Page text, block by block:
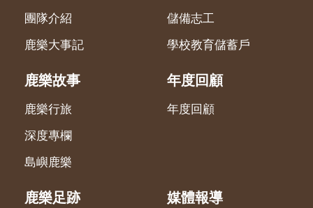
團隊介紹
鹿樂大事記
儲備志工
學校教育儲蓄戶
鹿樂故事
鹿樂行旅
深度專欄
島嶼鹿樂
年度回顧
年度回顧
鹿樂足跡 媒體報導